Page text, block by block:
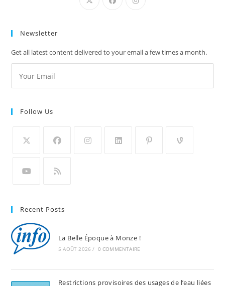
Newsletter
Get all latest content delivered to your email a few times a month.
Follow Us
Recent Posts
La Belle Époque à Monze !
5 AOÛT 2026 / 0 COMMENTAIRE
Restrictions provisoires des usages de l’eau liées